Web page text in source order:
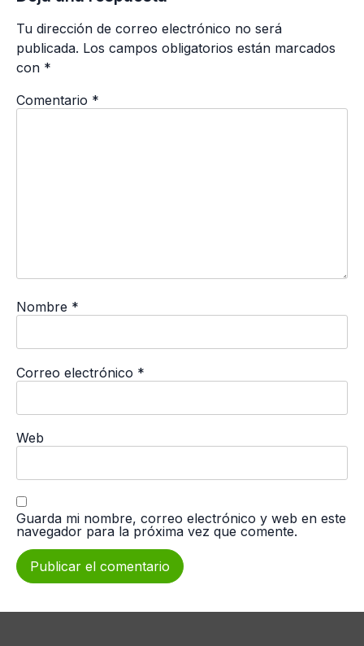
Tu dirección de correo electrónico no será
publicada. Los campos obligatorios están marcados
con *
Comentario *
Nombre *
Correo electrónico *
Web
Guarda mi nombre, correo electrónico y web en este
navegador para la próxima vez que comente.